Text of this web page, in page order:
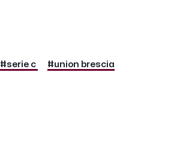
#serie c #union brescia